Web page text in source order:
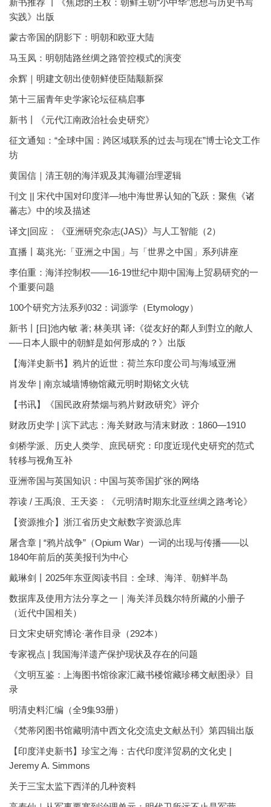
新书推荐 丨《焦虑的王权：朝鲜王朝“小中华”思想与历史书写
实践》出版
蒙古帝国的阴影下：明朝和欧亚大陆
马玉凤：明朝陆路丝绸之路管控模式的演变
余辉｜明建文朝出使朝鲜使臣陆颙新探
第十三届青年史学家论坛征稿启事
新书丨《元代江南政治社会史研究》
征文通知：“全球中国：跨区域联系的过去与现在”博士论文工作
坊
黄国信｜清王朝的海洋观及其海疆治理逻辑
刊文 || 宋代中国对印度洋—地中海世界认知的飞跃：聚焦《诸
蕃志》中的埃及描述
译文|回应：《亚洲研究杂志(JAS)》与人工智能（2）
直播丨葛兆光:「亚洲之中国」与「世界之中国」系列讲座
李伯重：海洋控制权——16-19世纪中期中国海上贸易研究的一
个重要问题
100个研究方法系列032：词源学（Etymology）
新书丨[日]池內敏 著; 林美琪 译:《從友好的鄰人到對立的敵人
──日本人眼中的朝鮮是如何形成的？》出版
【海洋史新书】鸦片的近世：荷兰东印度公司与海域亚洲
肖发华 | 南京城墙博物馆藏元明时期铭文火铳
【书讯】《国民政府禁烟与鸦片财政研究》评介
财政历史学 | 滨下武志：海关财政与清末财政：1860—1910
剑桥学派、历史人类学、庶民研究：印度近现代史研究的范式
转移与视角互补
亚洲帝国与英国知识：中国与英帝国扩张的网络
荐读 / 王禹浪、王天姿：《元明清时期东北亚丝绸之路考论》
【资源推介】浙江省历史文献数字资源总库
屠含章 | “鸦片战争”（Opium War）一词的出现与传播——以
1840年前后的英美报刊为中心
戴琳剑丨2025年东亚阅读书目：全球、海洋、朝鲜半岛
数据库及使用方法分享之一｜海关洋员魏尔特所藏的小册子
（近代中国相关）
日文宋史研究博论·著作目录（292本）
专家视点 | 我国海洋遗产保护现状及存在的问题
《文明互鉴：上海图书馆徐家汇藏书楼馆藏珍稀文献图录》目
录
明清史料汇编（全9集93册）
《梵蒂冈图书馆藏明清中西文化交流史文献丛刊》第四辑出版
【印度洋史新书】珍宝之海：古代印度洋贸易的文化史 |
Jeremy A. Simmons
关于三宝太监下西洋的几种资料